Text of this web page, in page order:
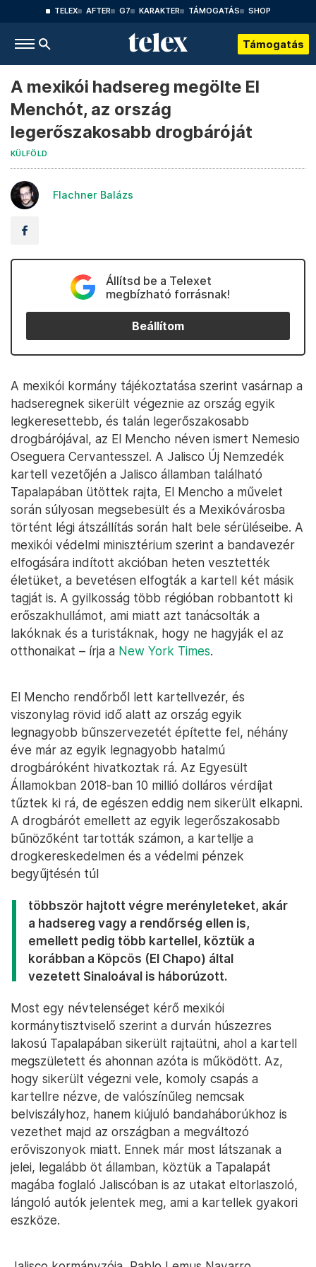
TELEX AFTER G7 KARAKTER TÁMOGATÁS SHOP
Támogatás
A mexikói hadsereg megölte El
Menchót, az ország
legerőszakosabb drogbáróját
KÜLFÖLD
Flachner Balázs
Állítsd be a Telexet
megbízható forrásnak!
Beállítom
A mexikói kormány tájékoztatása szerint vasárnap a
hadseregnek sikerült végeznie az ország egyik
legkeresettebb, és talán legerőszakosabb
drogbárójával, az El Mencho néven ismert Nemesio
Oseguera Cervantesszel. A Jalisco Új Nemzedék
kartell vezetőjén a Jalisco államban található
Tapalapában ütöttek rajta, El Mencho a művelet
során súlyosan megsebesült és a Mexikóvárosba
történt légi átszállítás során halt bele sérüléseibe. A
mexikói védelmi minisztérium szerint a bandavezér
elfogására indított akcióban heten vesztették
életüket, a bevetésen elfogták a kartell két másik
tagját is. A gyilkosság több régióban robbantott ki
erőszakhullámot, ami miatt azt tanácsolták a
lakóknak és a turistáknak, hogy ne hagyják el az
otthonaikat – írja a New York Times.
El Mencho rendőrből lett kartellvezér, és
viszonylag rövid idő alatt az ország egyik
legnagyobb bűnszervezetét építette fel, néhány
éve már az egyik legnagyobb hatalmú
drogbáróként hivatkoztak rá. Az Egyesült
Államokban 2018-ban 10 millió dolláros vérdíjat
tűztek ki rá, de egészen eddig nem sikerült elkapni.
A drogbárót emellett az egyik legerőszakosabb
bűnözőként tartották számon, a kartellje a
drogkereskedelmen és a védelmi pénzek
begyűjtésén túl
többször hajtott végre merényleteket, akár
a hadsereg vagy a rendőrség ellen is,
emellett pedig több kartellel, köztük a
korábban a Köpcös (El Chapo) által
vezetett Sinaloával is háborúzott.
Most egy névtelenséget kérő mexikói
kormánytisztviselő szerint a durván húszezres
lakosú Tapalapában sikerült rajtaütni, ahol a kartell
megszületett és ahonnan azóta is működött. Az,
hogy sikerült végezni vele, komoly csapás a
kartellre nézve, de valószínűleg nemcsak
belviszályhoz, hanem kiújuló bandaháborúkhoz is
vezethet majd az országban a megváltozó
erőviszonyok miatt. Ennek már most látszanak a
jelei, legalább öt államban, köztük a Tapalapát
magába foglaló Jaliscóban is az utakat eltorlaszoló,
lángoló autók jelentek meg, ami a kartellek gyakori
eszköze.